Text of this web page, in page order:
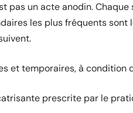
pas un acte anodin.
les plus fréquents
et temporaires, à
prescrite par le